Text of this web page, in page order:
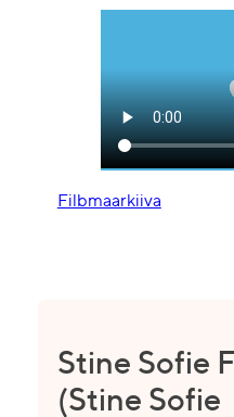
Filbmaarkiiva
Stine Sofie
(Stine Sofie